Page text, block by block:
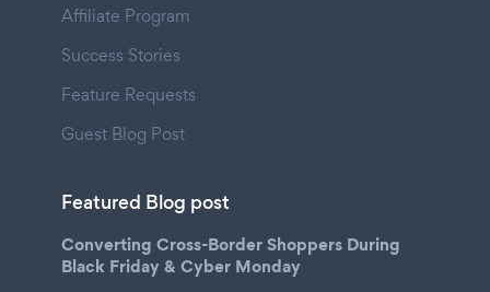
Affiliate Program
Success Stories
Feature Requests
Guest Blog Post
Featured Blog post
Converting Cross-Border Shoppers During
Black Friday & Cyber Monday